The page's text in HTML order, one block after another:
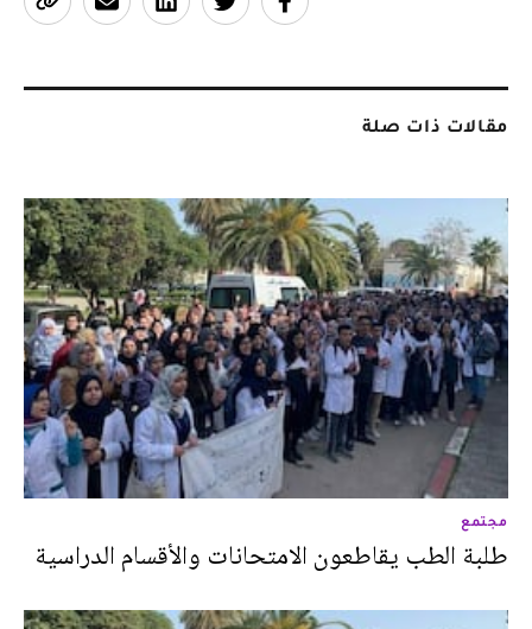
مقالات ذات صلة
مجتمع
طلبة الطب يقاطعون الامتحانات والأقسام الدراسية